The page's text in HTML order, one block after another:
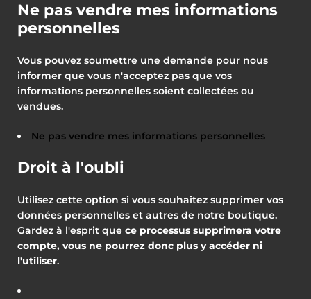
Ne pas vendre mes informations
personnelles
Vous pouvez soumettre une demande pour nous
informer que vous n'acceptez pas que vos
informations personnelles soient collectées ou
vendues.
Ne pas vendre mes informations personnelles
Droit à l'oubli
Utilisez cette option si vous souhaitez supprimer vos
données personnelles et autres de notre boutique.
Gardez à l'esprit que ce processus supprimera votre
compte, vous ne pourrez donc plus y accéder ni
l'utiliser.